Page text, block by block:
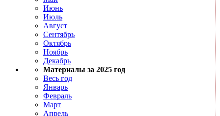
Июнь
Июль
Август
Сентябрь
Октябрь
Ноябрь
Декабрь
Материалы за 2025 год
Весь год
Январь
Февраль
Март
Апрель